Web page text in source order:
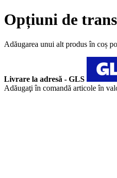
Opțiuni de
Adăugarea unui alt produs în coș
Livrare la adresă - GLS
Adăugaţi în comandă articole în